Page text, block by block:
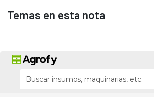
Temas en esta nota